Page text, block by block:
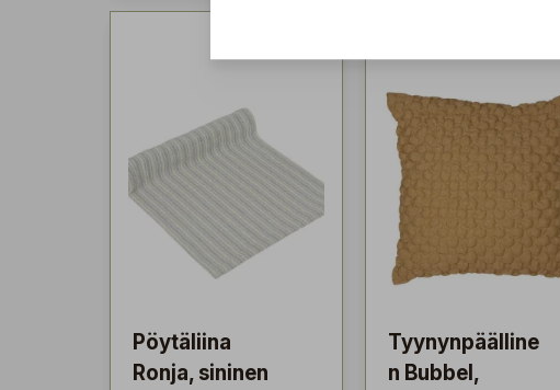
Pöytäliina
Ronja, sininen
Tyynynpäälline
n Bubbel,